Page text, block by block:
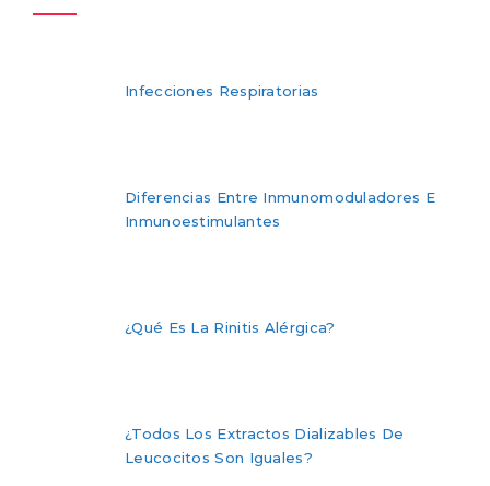
Infecciones Respiratorias
Diferencias Entre Inmunomoduladores E
Inmunoestimulantes
¿Qué Es La Rinitis Alérgica?
¿Todos Los Extractos Dializables De
Leucocitos Son Iguales?